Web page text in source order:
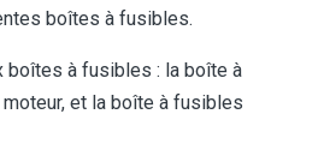
boîtes à fusibles.
boîtes à fusibles : la boîte à
et la boîte à fusibles